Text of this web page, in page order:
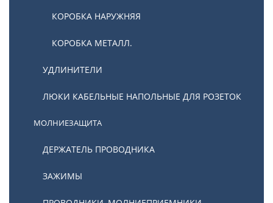
КОРОБКА НАРУЖНЯЯ
КОРОБКА МЕТАЛЛ.
УДЛИНИТЕЛИ
ЛЮКИ КАБЕЛЬНЫЕ НАПОЛЬНЫЕ ДЛЯ РОЗЕТОК
МОЛНИЕЗАЩИТА
ДЕРЖАТЕЛЬ ПРОВОДНИКА
ЗАЖИМЫ